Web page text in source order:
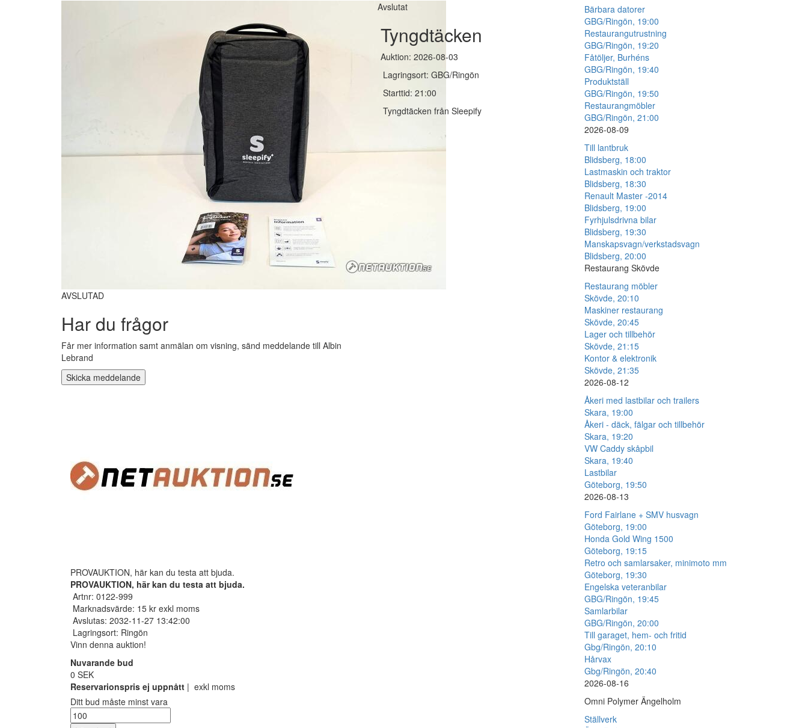
AVSLUTAD
Avslutat
Tyngdtäcken
Auktion: 2026-08-03
Lagringsort: GBG/Ringön
Starttid: 21:00
Tyngdtäcken från Sleepify
Har du frågor
Får mer information samt anmälan om visning, sänd meddelande till Albin
Lebrand
Skicka meddelande
PROVAUKTION, här kan du testa att bjuda.
PROVAUKTION, här kan du testa att bjuda.
Artnr: 0122-999
Marknadsvärde: 15 kr exkl moms
Avslutas: 2032-11-27 13:42:00
Lagringsort: Ringön
Vinn denna auktion!
Nuvarande bud
0 SEK
Reservarionspris ej uppnått | exkl moms
Ditt bud måste minst vara
Bärbara datorer
GBG/Ringön, 19:00
Restaurangutrustning
GBG/Ringön, 19:20
Fåtöljer, Burhéns
GBG/Ringön, 19:40
Produktställ
GBG/Ringön, 19:50
Restaurangmöbler
GBG/Ringön, 21:00
2026-08-09
Till lantbruk
Blidsberg, 18:00
Lastmaskin och traktor
Blidsberg, 18:30
Renault Master -2014
Blidsberg, 19:00
Fyrhjulsdrivna bilar
Blidsberg, 19:30
Manskapsvagn/verkstadsvagn
Blidsberg, 20:00
Restaurang Skövde
Restaurang möbler
Skövde, 20:10
Maskiner restaurang
Skövde, 20:45
Lager och tillbehör
Skövde, 21:15
Kontor & elektronik
Skövde, 21:35
2026-08-12
Åkeri med lastbilar och trailers
Skara, 19:00
Åkeri - däck, fälgar och tillbehör
Skara, 19:20
VW Caddy skåpbil
Skara, 19:40
Lastbilar
Göteborg, 19:50
2026-08-13
Ford Fairlane + SMV husvagn
Göteborg, 19:00
Honda Gold Wing 1500
Göteborg, 19:15
Retro och samlarsaker, minimoto mm
Göteborg, 19:30
Engelska veteranbilar
GBG/Ringön, 19:45
Samlarbilar
GBG/Ringön, 20:00
Till garaget, hem- och fritid
Gbg/Ringön, 20:10
Hårvax
Gbg/Ringön, 20:40
2026-08-16
Omni Polymer Ängelholm
Ställverk